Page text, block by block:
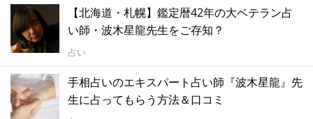
【北海道・札幌】鑑定暦42年の大ベテラン占
い師・波木星龍先生をご存知？
占い
手相占いのエキスパート占い師『波木星龍』先
生に占ってもらう方法＆口コミ